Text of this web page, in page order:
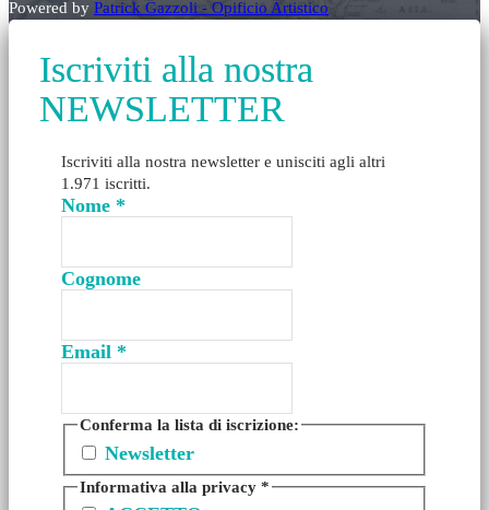
Powered by Patrick Gazzoli - Opificio Artistico
Iscriviti alla nostra
NEWSLETTER
Iscriviti alla nostra newsletter e unisciti agli altri
1.971 iscritti.
Nome *
Cognome
Email *
Conferma la lista di iscrizione:
Newsletter
Informativa alla privacy*